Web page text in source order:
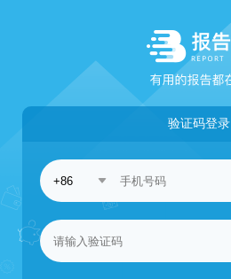
验证码登录